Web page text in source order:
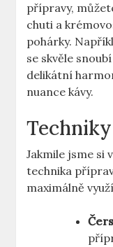
přípravy,
chuti a
pohárky.
se skvěle
delikátní
nuance kávy.
Jakmile jsme si
technika
maximálně